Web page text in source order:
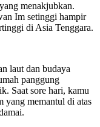
menakjubkan.
Im setinggi hampir
di Asia Tenggara.
laut dan budaya
panggung
Saat sore hari, kamu
yang memantul di atas